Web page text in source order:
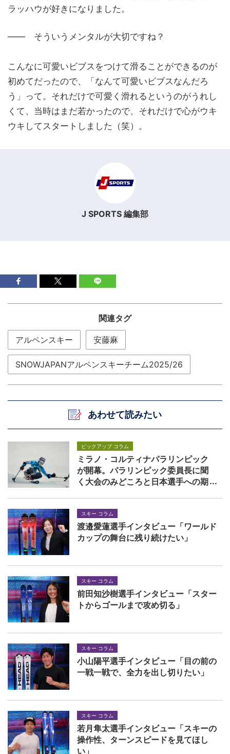
ラッハウが好きになりました。
―― そういうメンタルが大切ですね？
こんなに可愛いビブスをつけて滑ることができるのが
初めてだったので、「なんて可愛いビブスなんだろ
う」って。それだけで可愛く滑れるというのがうれし
くて、当時はまだ若かったので、それだけで心がウキ
ウキしてスタートしました（笑）。
J SPORTS 編集部
関連タグ
アルペンスキー 安藤麻
SNOWJAPANアルペンスキーチーム2025/26
あわせて読みたい
ピックアップ コラム
ミラノ・コルティナパラリンピック
が開幕。パラリンピック委員長に聞
く大会のみどころと日本選手への期
スキー コラム
渡邉愛蓮選手インタビュー「ワールド
カップの舞台に残り続けたい」
スキー コラム
前田知沙樹選手インタビュー「スター
トからゴールまで攻め切る」
スキー コラム
小山陽平選手インタビュー「目の前の
一戦一戦で、全力を出し切りたい」
スキー コラム
若月隼太選手インタビュー「スキーの
操作性、ターンスピードを見てほし
い」